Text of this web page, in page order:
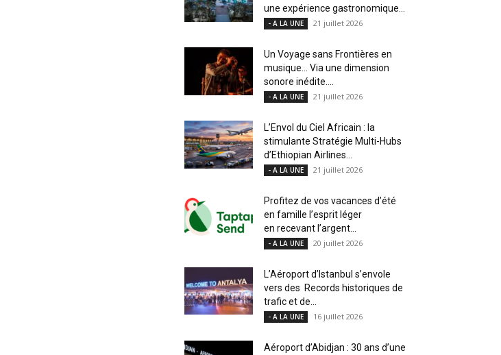
une expérience gastronomique...
- A LA UNE 21 juillet 2026
Un Voyage sans Frontières en
musique… Via une dimension
sonore inédite....
- A LA UNE 21 juillet 2026
L’Envol du Ciel Africain : la
stimulante Stratégie Multi-Hubs
d’Ethiopian Airlines...
- A LA UNE 21 juillet 2026
Profitez de vos vacances d’été
en famille l’esprit léger
en recevant l’argent...
- A LA UNE 20 juillet 2026
L’Aéroport d’Istanbul s’envole
vers des Records historiques de
trafic et de...
- A LA UNE 16 juillet 2026
Aéroport d’Abidjan : 30 ans d’une